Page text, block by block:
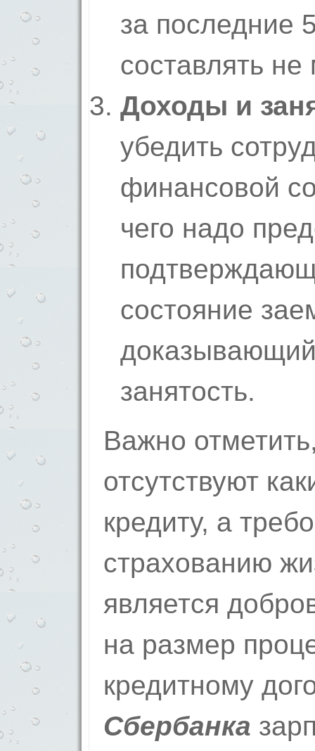
за последние
составлять
Доходы и
убедить
финансовой
чего надо
состояние
занятость.
Важно
отсутствуют
кредиту, а
страхованию
является
на размер
кредитному
Сбербанка